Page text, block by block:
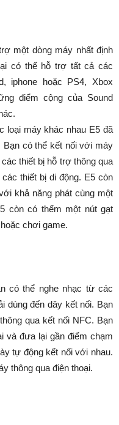
một dòng máy nhất định
có thể hỗ trợ tất cả các
iphone hoặc PS4, Xbox
điểm cộng của Sound
loại máy khác nhau E5 đã
Bạn có thể kết nối với máy
thiết bị hỗ trợ thông qua
thiết bị di động. E5 còn
khả năng phát cùng một
còn có thểm một nút gạt
chơi game.
có thể nghe nhạc từ các
dùng đến dây kết nối. Bạn
qua kết nối NFC. Bạn
và đưa lại gần điểm chạm
tự động kết nối với nhau.
thông qua điện thoại.